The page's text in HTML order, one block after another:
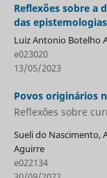
Reflexões sobre a
das
Luiz Antonio Botelho
e023020
13/05/2023
Povos originários
Reflexões sobre
Sueli do Nascimento,
Aguirre
e022134